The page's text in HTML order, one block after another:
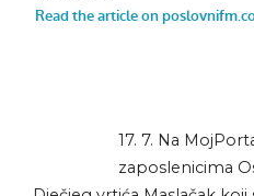
17. 7. Na
zaposlenicima